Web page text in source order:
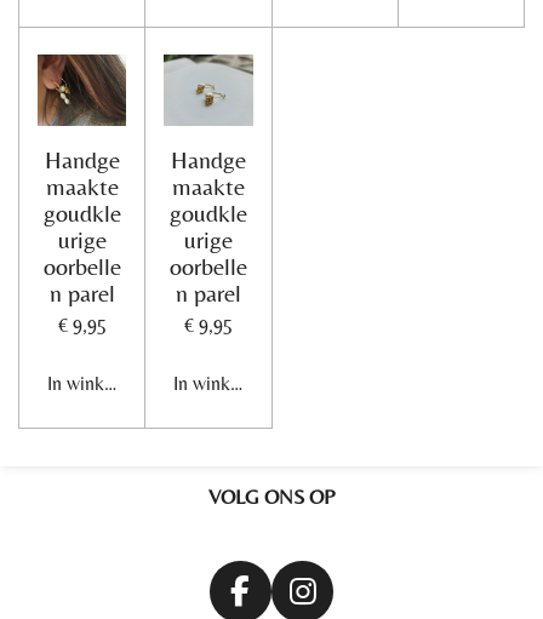
Handge
maakte
goudkle
urige
oorbelle
n parel
€ 9,95
In winkelwagen
Handge
maakte
goudkle
urige
oorbelle
n parel
€ 9,95
In winkelwagen
VOLG ONS OP
F I